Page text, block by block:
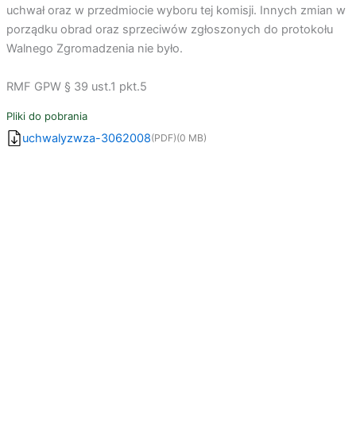
uchwał oraz w przedmiocie wyboru tej komisji. Innych zmian w
porządku obrad oraz sprzeciwów zgłoszonych do protokołu
Walnego Zgromadzenia nie było.
RMF GPW § 39 ust.1 pkt.5
Pliki do pobrania
uchwalyzwza-3062008(PDF)(0 MB)